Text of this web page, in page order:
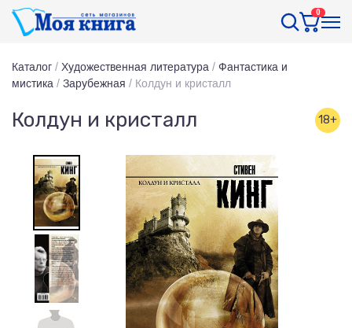
0
Каталог / Художественная литература / Фантастика и
мистика / Зарубежная / Колдун и кристалл
Колдун и кристалл 18+